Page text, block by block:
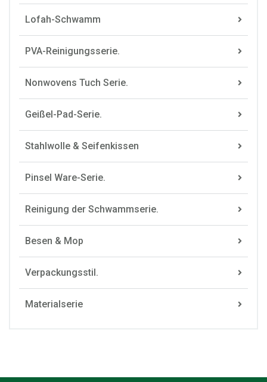
Lofah-Schwamm
PVA-Reinigungsserie.
Nonwovens Tuch Serie.
Geißel-Pad-Serie.
Stahlwolle & Seifenkissen
Pinsel Ware-Serie.
Reinigung der Schwammserie.
Besen & Mop
Verpackungsstil.
Materialserie